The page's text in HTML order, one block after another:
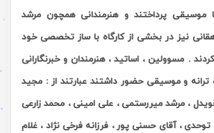
موسیقی پرداختند و هنرمندانی همچون مرشد
نیز در بخشی از کارگاه با ساز تخصصی خود
. مسوولین ، اساتید ، هنرمندان و خبرنگارانی
ترانه و موسیقی حضور داشتند عبارتند از : مجید
، مرشد میررستمی ، علی امینی ، محمد زارعی
، آقای حسنی پور ، فرزانه فرخی نژاد ، غلام